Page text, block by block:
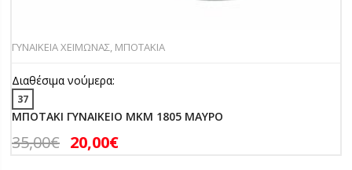
ΓΥΝΑΙΚΕΙΑ ΧΕΙΜΩΝΑΣ, ΜΠΟΤΑΚΙΑ
Διαθέσιμα νούμερα:
37
ΜΠΟΤΑΚΙ ΓΥΝΑΙΚΕΙΟ MKM 1805 ΜΑΥΡΟ
35,00€ 20,00€